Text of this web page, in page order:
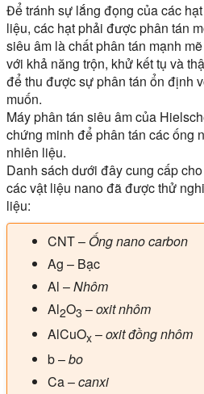
Để tránh sự lắng đọng của các
liệu, các hạt phải được phân tán
siêu âm là chất phân tán mạnh
với khả năng trộn, khử kết tụ và
để thu được sự phân tán ổn định
muốn.
Máy phân tán siêu âm của
chứng minh để phân tán các ống
nhiên liệu.
Danh sách dưới đây cung cấp
các vật liệu nano đã được thử
liệu:
CNT– Ống nano carbon
Ag – Bạc
Al –Nhôm
Al2O3 –oxit nhôm
AlCuOx –oxit đồng nhôm
b–bo
Ca–canxi